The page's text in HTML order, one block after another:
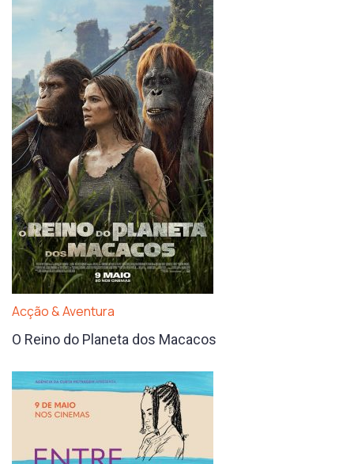
Acção & Aventura
O Reino do Planeta dos Macacos